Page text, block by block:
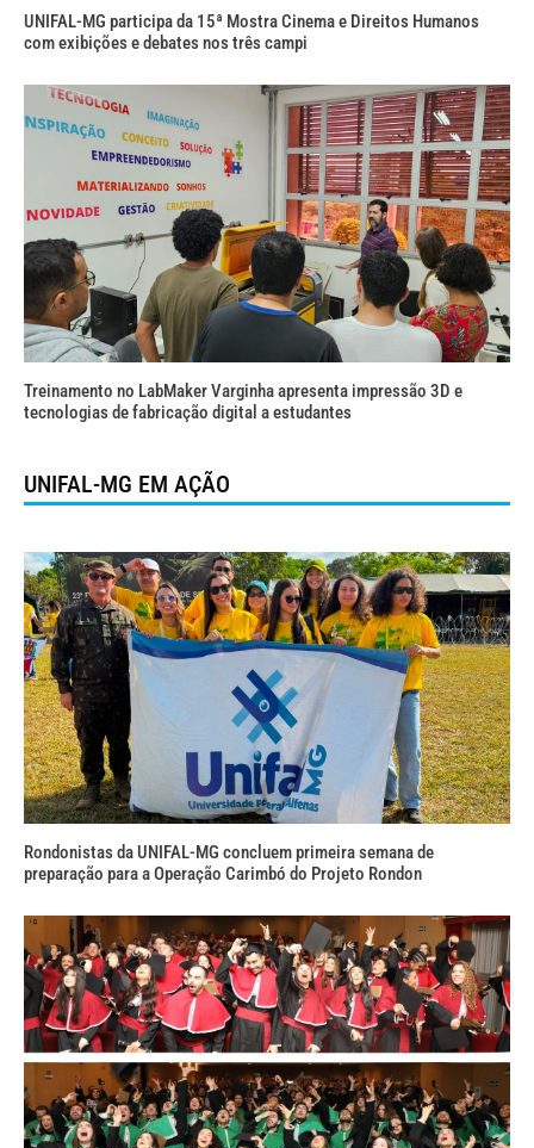
UNIFAL-MG participa da 15ª Mostra Cinema e Direitos Humanos
com exibições e debates nos três campi
Treinamento no LabMaker Varginha apresenta impressão 3D e
tecnologias de fabricação digital a estudantes
UNIFAL-MG EM AÇÃO
Rondonistas da UNIFAL-MG concluem primeira semana de
preparação para a Operação Carimbó do Projeto Rondon